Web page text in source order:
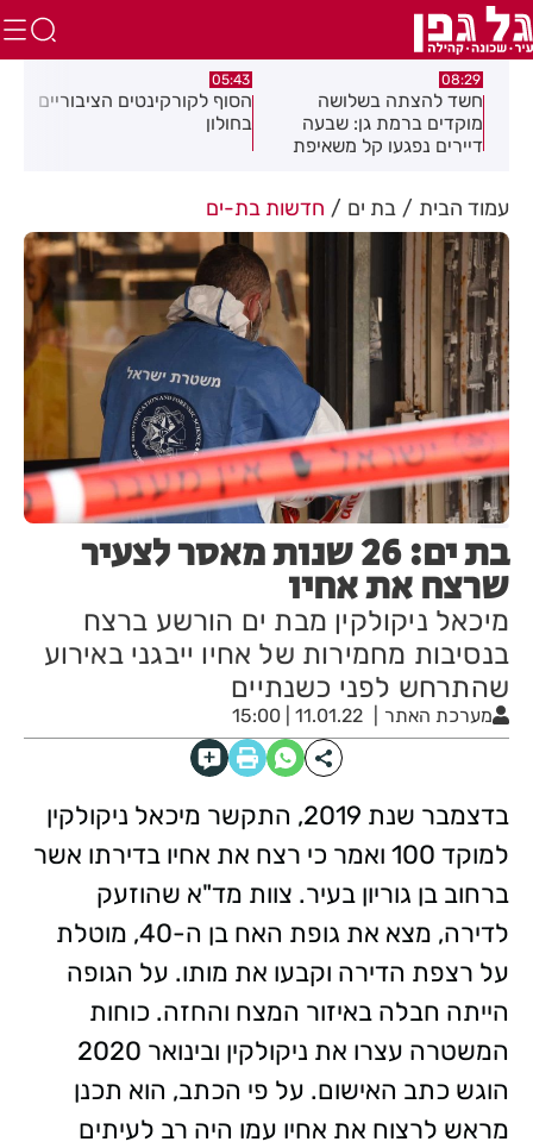
08:29
חשד להצתה בשלושה
מוקדים ברמת גן: שבעה
דיירים נפגעו קל משאיפת
05:43
הסוף לקורקינטים הציבוריים
בחולון
עמוד הבית בת ים חדשות בת-ים
בת ים: 26 שנות מאסר לצעיר
שרצח את אחיו
מיכאל ניקולקין מבת ים הורשע ברצח
בנסיבות מחמירות של אחיו ייבגני באירוע
שהתרחש לפני כשנתיים
מערכת האתר 11.01.22 | 15:00
בדצמבר שנת 2019, התקשר מיכאל ניקולקין
למוקד 100 ואמר כי רצח את אחיו בדירתו אשר
ברחוב בן גוריון בעיר. צוות מד"א שהוזעק
לדירה, מצא את גופת האח בן ה-40, מוטלת
על רצפת הדירה וקבעו את מותו. על הגופה
הייתה חבלה באיזור המצח והחזה. כוחות
המשטרה עצרו את ניקולקין ובינואר 2020
הוגש כתב האישום. על פי הכתב, הוא תכנן
מראש לרצוח את אחיו עמו היה רב לעיתים